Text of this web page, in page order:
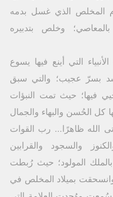
المخلص الذي غسل بدمه
وخلص بتدبيره
التي أينع فيها يسوع
بسرّ عجيب؛ والتي سبق
فيها؛ حيث تمت النبؤات
كل الحُسن والبهاء والجمال
الله ظاهرًا... رب القوات
والسجود والقرابين
المولود؛ حيث رُبطت
بميلاد المخلص في